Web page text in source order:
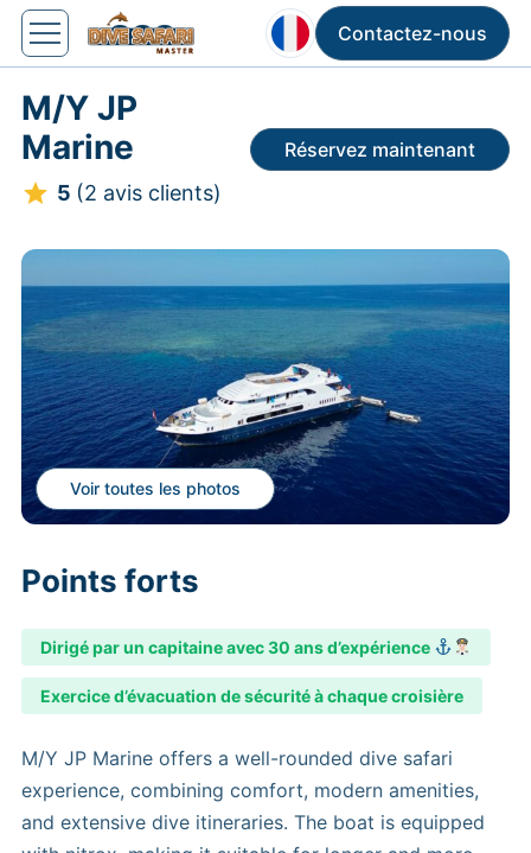
Contactez-nous
M/Y JP
Marine
5 (2 avis clients)
Réservez maintenant
Voir toutes les photos
Points forts
Dirigé par un capitaine avec 30 ans d’expérience
Exercice d’évacuation de sécurité à chaque croisière
M/Y JP Marine offers a well-rounded dive safari
experience, combining comfort, modern amenities,
and extensive dive itineraries. The boat is equipped